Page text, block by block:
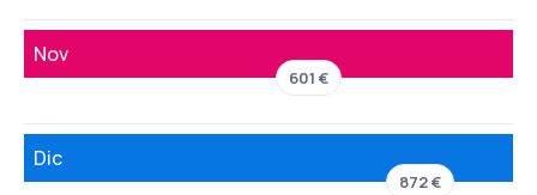
Nov
601 €
Dic
872 €